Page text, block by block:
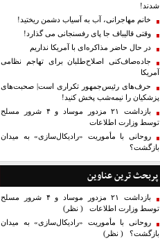
شدند!
خانم مهاجرانی، آب به آسیاب دشمن ریختید!
وقتی قالیباف جا پای رفسنجانی می گذارد!
در حال حاضر مذاکره‌ای با آمریکا نداریم
جاده‌صاف‌کنی اصلاح‌طلبان برای تهاجم نظامی
آمریکا
حرف‌های رئیس‌جمهور تکراری است| صحبت‌های
پزشکیان را نیمه‌شب پخش کنید!
بازداشت ۲۱ مزدور موساد و ۴ شرور مسلح
توسط وزارت اطلاعات
روحانی با مأموریت «رادیکال‌سازی» به میدان
بازگشت؟
پربحث ترین عناوین
بازداشت ۲۱ مزدور موساد و ۴ شرور مسلح
توسط وزارت اطلاعات ( نظر)
روحانی با مأموریت «رادیکال‌سازی» به میدان
بازگشت؟ ( نظر)